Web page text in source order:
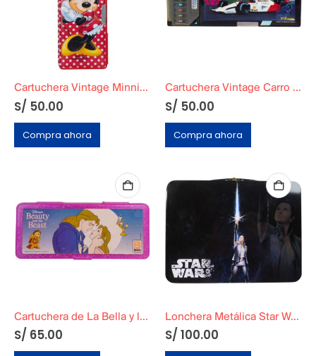
Cartuchera Vintage Minnie Mouse
S/ 50.00
Compra ahora
Cartuchera Vintage Carro Por Partes
S/ 50.00
Compra ahora
Cartuchera de La Bella y la Bestia Marca BASA
S/ 65.00
Lonchera Metálica Star Wars The Last Jedi Original
S/ 100.00